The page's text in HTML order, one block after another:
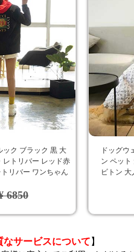
ック ブラック 黒 大
レトリバー レッド赤
リバー ワンちゃん
6850
ドッグウ
ン ペット
ビトン
サービスについて 】